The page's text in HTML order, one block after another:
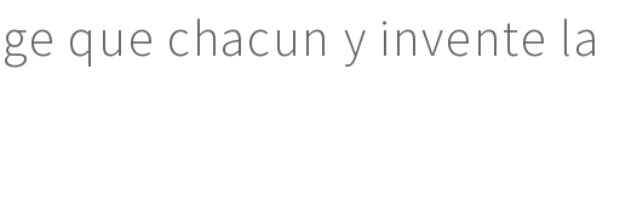
que chacun y invente la